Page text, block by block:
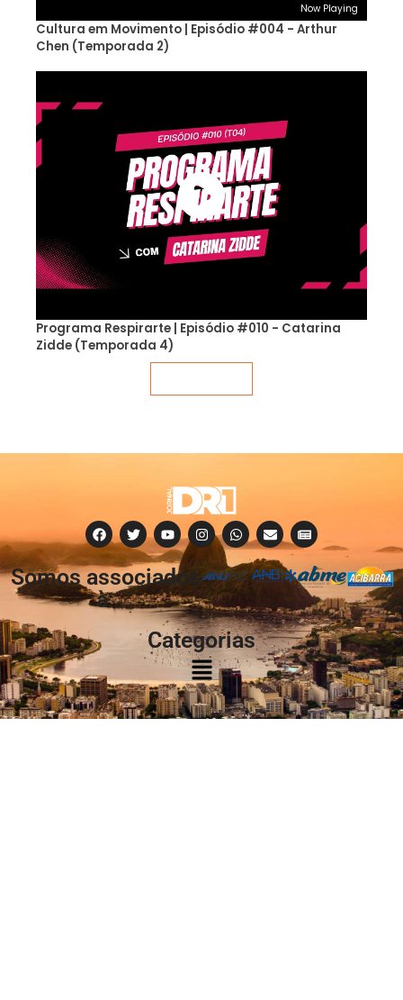
Now Playing
Cultura em Movimento | Episódio #004 - Arthur
Chen (Temporada 2)
Programa Respirarte | Episódio #010 - Catarina
Zidde (Temporada 4)
Somos associados
à:
Categorias